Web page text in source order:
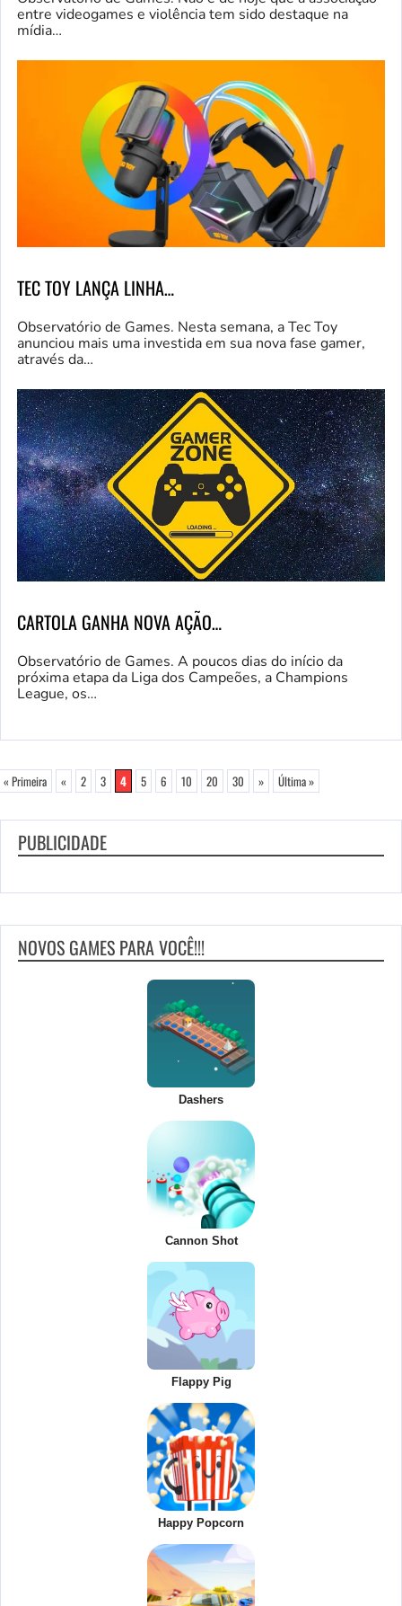
entre videogames e violência tem sido destaque na
mídia…
TEC TOY LANÇA LINHA…
Observatório de Games. Nesta semana, a Tec Toy
anunciou mais uma investida em sua nova fase gamer,
através da…
CARTOLA GANHA NOVA AÇÃO…
Observatório de Games. A poucos dias do início da
próxima etapa da Liga dos Campeões, a Champions
League, os…
« Primeira « 2 3 4 5 6 10 20 30 » Última »
PUBLICIDADE
NOVOS GAMES PARA VOCÊ!!!
Dashers
Cannon Shot
Flappy Pig
Happy Popcorn